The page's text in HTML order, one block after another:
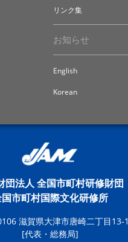
リンク集
お知らせ
English
Korean
団法人 全国市町村研修財団
市町村国際文化研修所
滋賀県大津市唐崎二丁目13-1
[代表・総務局]